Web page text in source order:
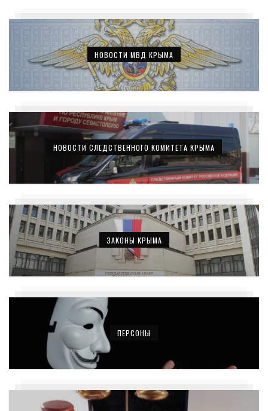
НОВОСТИ МВД КРЫМА
НОВОСТИ СЛЕДСТВЕННОГО КОМИТЕТА КРЫМА
ЗАКОНЫ КРЫМА
ПЕРСОНЫ